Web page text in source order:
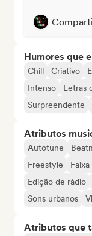
Humores que
Chill Criativo
Intenso
Letras
Surpreendente
Atributos
Autotune
Freestyle
Edição de rádio
Sons urbanos
Atributos que